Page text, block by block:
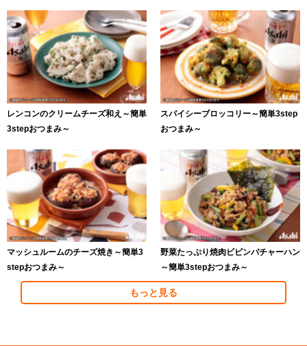
レンコンのクリームチーズ和え～簡単
3stepおつまみ～
スパイシーブロッコリー～簡単3step
おつまみ～
マッシュルームのチーズ焼き～簡単3
stepおつまみ～
野菜たっぷり焼肉ビビンバチャーハン
～簡単3stepおつまみ～
もっと見る